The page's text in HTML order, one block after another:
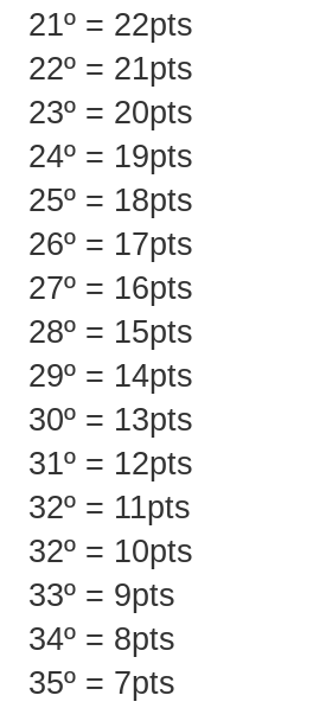
21º = 22pts
22º = 21pts
23º = 20pts
24º = 19pts
25º = 18pts
26º = 17pts
27º = 16pts
28º = 15pts
29º = 14pts
30º = 13pts
31º = 12pts
32º = 11pts
32º = 10pts
33º = 9pts
34º = 8pts
35º = 7pts